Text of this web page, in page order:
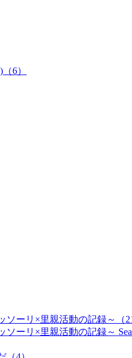
6）
ーリ×里親活動の記録～（21
ーリ×里親活動の記録～